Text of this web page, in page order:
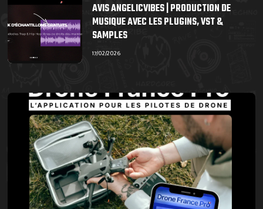
AVIS ANGELICVIBES | PRODUCTION DE
MUSIQUE AVEC LES PLUGINS, VST &
SAMPLES
17/02/2026